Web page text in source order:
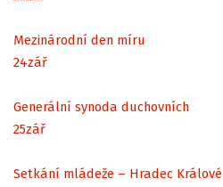
Mezinárodní den míru
24zář
Generální synoda duchovních
25zář
Setkání mládeže – Hradec Králové